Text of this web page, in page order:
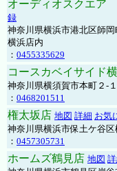
オーディオスクエア
録
神奈川県横浜市港北区師
横浜店内
： 0455335629
コースカベイサイド
神奈川県横須賀市本町２-
： 0468201511
権太坂店 地図 詳細 お気
神奈川県横浜市保土ケ谷区
： 0457305731
ホームズ鶴見店 地図